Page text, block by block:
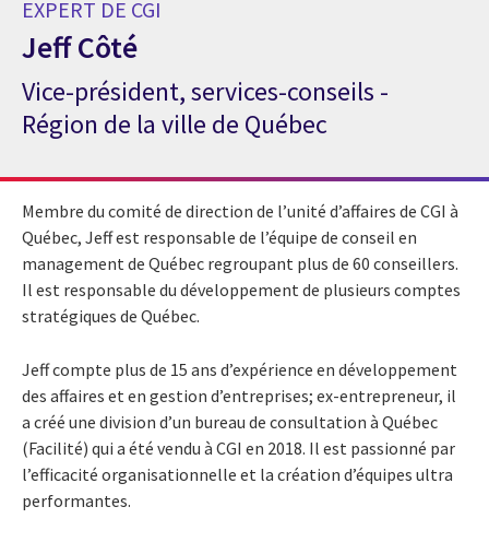
EXPERT DE CGI
Jeff Côté
Expert de CGI Jeff Côté
Vice-président, services-conseils -
Région de la ville de Québec
Membre du comité de direction de l’unité d’affaires de CGI à
Québec, Jeff est responsable de l’équipe de conseil en
management de Québec regroupant plus de 60 conseillers.
Il est responsable du développement de plusieurs comptes
stratégiques de Québec.
Jeff compte plus de 15 ans d’expérience en développement
des affaires et en gestion d’entreprises; ex-entrepreneur, il
a créé une division d’un bureau de consultation à Québec
(Facilité) qui a été vendu à CGI en 2018. Il est passionné par
l’efficacité organisationnelle et la création d’équipes ultra
performantes.